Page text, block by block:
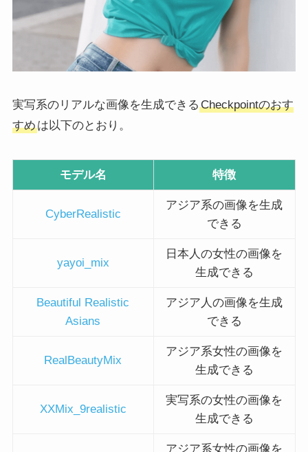
実写系のリアルな画像を生成できる Checkpointのおす
すめは以下のとおり。
モデル名 特徴
CyberRealistic
アジア系の画像を生成
できる
yayoi_mix
日本人の女性の画像を
生成できる
Beautiful Realistic
Asians
アジア人の画像を生成
できる
RealBeautyMix
アジア系女性の画像を
生成できる
XXMix_9realistic
実写系の女性の画像を
生成できる
アジア系女性の画像を